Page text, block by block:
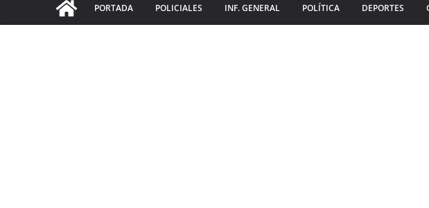
PORTADA POLICIALES INF. GENERAL POLÍTICA DEPORTES